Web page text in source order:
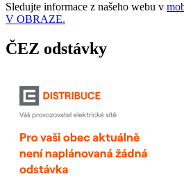
Sledujte informace z našeho webu v
V OBRAZE.
ČEZ odstávky